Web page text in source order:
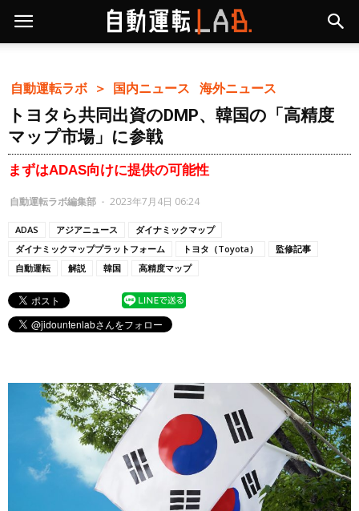
自動運転ラボ ＞ 国内ニュース 海外ニュース
トヨタら共同出資のDMP、韓国の「高精度
マップ市場」に参戦
まずはADAS向けに提供の可能性
自動運転ラボ編集部 - 2023年7月4日 06:24
ADAS アジアニュース
ダイナミックマップ
ダイナミックマッププラットフォーム
トヨタ（Toyota）
監修記事
自動運転
解説 韓国 高精度マップ